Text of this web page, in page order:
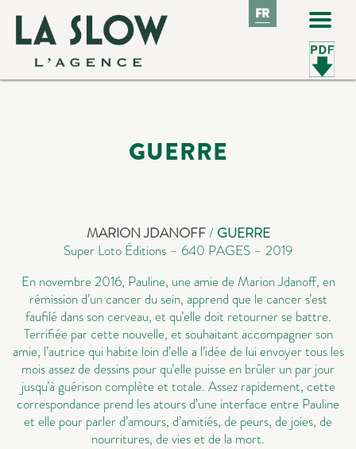
FR
GUERRE
MARION JDANOFF/ GUERRE
Super Loto Éditions – 640 PAGES – 2019
En novembre 2016, Pauline, une amie de Marion Jdanoff, en
rémission d’un cancer du sein, apprend que le cancer s’est
faufilé dans son cerveau, et qu’elle doit retourner se battre.
Terrifiée par cette nouvelle, et souhaitant accompagner son
amie, l’autrice qui habite loin d’elle a l’idée de lui envoyer tous les
mois assez de dessins pour qu’elle puisse en brûler un par jour
jusqu’à guérison complète et totale. Assez rapidement, cette
correspondance prend les atours d’une interface entre Pauline
et elle pour parler d’amours, d’amitiés, de peurs, de joies, de
nourritures, de vies et de la mort.
FR